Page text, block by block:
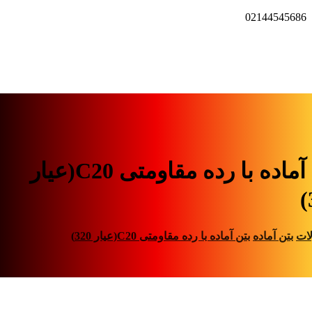
02144545686
بتن آماده با رده مقاومتی C20(عیار
بتن آماده بتن آماده با رده مقاومتی C20(عیار 320)